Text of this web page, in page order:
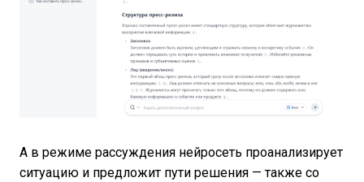
А в режиме рассуждения нейросеть проанализирует
ситуацию и предложит пути решения — также со